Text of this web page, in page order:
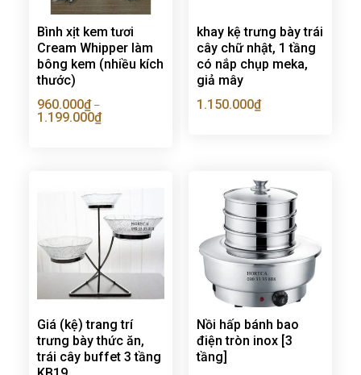
Bình xịt kem tươi
Cream Whipper làm
bông kem (nhiều kích
thước)
960.000₫–
1.199.000₫
khay kệ trưng bày trái
cây chữ nhật, 1 tầng
có nắp chụp meka,
giả mây
1.150.000₫
Giá (kệ) trang trí
trưng bày thức ăn,
trái cây buffet 3 tầng
Nồi hấp bánh bao
điện tròn inox [3
tầng]